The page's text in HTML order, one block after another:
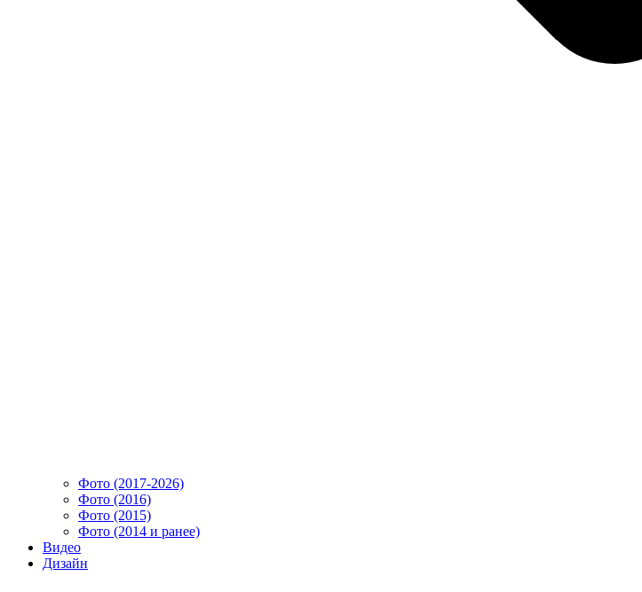
Фото (2017-2026)
Фото (2016)
Фото (2015)
Фото (2014 и ранее)
Видео
Дизайн